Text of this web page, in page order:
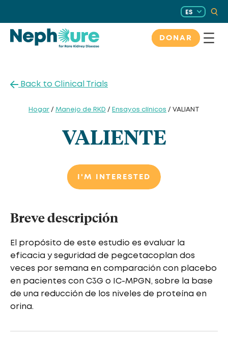
contenido
ES
DONAR
Back to Clinical Trials
Hogar / Manejo de RKD / Ensayos clínicos / VALIANT
VALIENTE
I'M INTERESTED
Breve descripción
El propósito de este estudio es evaluar la
eficacia y seguridad de pegcetacoplan dos
veces por semana en comparación con placebo
en pacientes con C3G o IC-MPGN, sobre la base
de una reducción de los niveles de proteína en
orina.